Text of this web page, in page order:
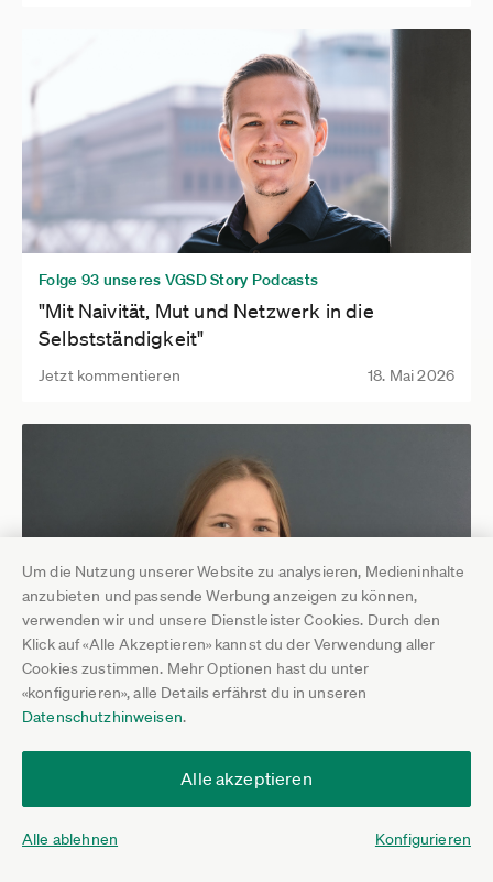
Um die Nutzung unserer Website zu analysieren, Medieninhalte
anzubieten und passende Werbung anzeigen zu können,
verwenden wir und unsere Dienstleister Cookies. Durch den
Klick auf «Alle Akzeptieren» kannst du der Verwendung aller
Cookies zustimmen. Mehr Optionen hast du unter
«konfigurieren», alle Details erfährst du in unseren
Datenschutzhinweisen.
Alle akzeptieren
Alle ablehnen Konfigurieren
Folge 93 unseres VGSD Story Podcasts
"Mit Naivität, Mut und Netzwerk in die
Selbstständigkeit"
Jetzt kommentieren 18. Mai 2026
Who is Who
Katharina Gönczi